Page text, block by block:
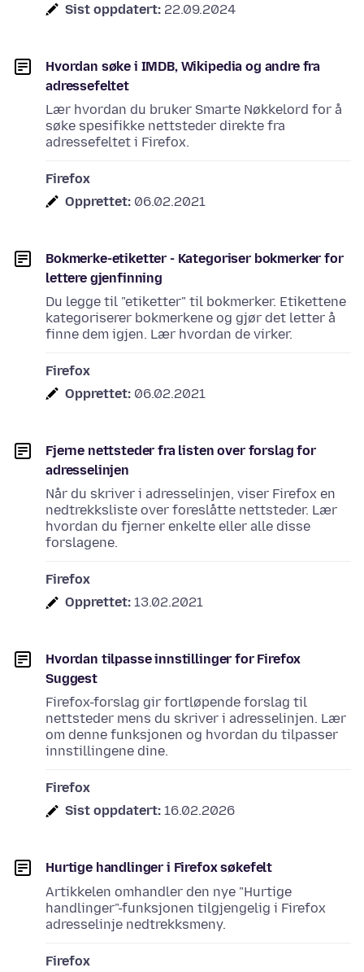
Sist oppdatert: 22.09.2024
Hvordan søke i IMDB, Wikipedia og andre fra
adressefeltet
Lær hvordan du bruker Smarte Nøkkelord for å
søke spesifikke nettsteder direkte fra
adressefeltet i Firefox.
Firefox
Opprettet: 06.02.2021
Bokmerke-etiketter - Kategoriser bokmerker for
lettere gjenfinning
Du legge til "etiketter" til bokmerker. Etikettene
kategoriserer bokmerkene og gjør det letter å
finne dem igjen. Lær hvordan de virker.
Firefox
Opprettet: 06.02.2021
Fjerne nettsteder fra listen over forslag for
adresselinjen
Når du skriver i adresselinjen, viser Firefox en
nedtrekksliste over foreslåtte nettsteder. Lær
hvordan du fjerner enkelte eller alle disse
forslagene.
Firefox
Opprettet: 13.02.2021
Hvordan tilpasse innstillinger for Firefox
Suggest
Firefox-forslag gir fortløpende forslag til
nettsteder mens du skriver i adresselinjen. Lær
om denne funksjonen og hvordan du tilpasser
innstillingene dine.
Firefox
Sist oppdatert: 16.02.2026
Hurtige handlinger i Firefox søkefelt
Artikkelen omhandler den nye "Hurtige
handlinger"-funksjonen tilgjengelig i Firefox
adresselinje nedtrekksmeny.
Firefox